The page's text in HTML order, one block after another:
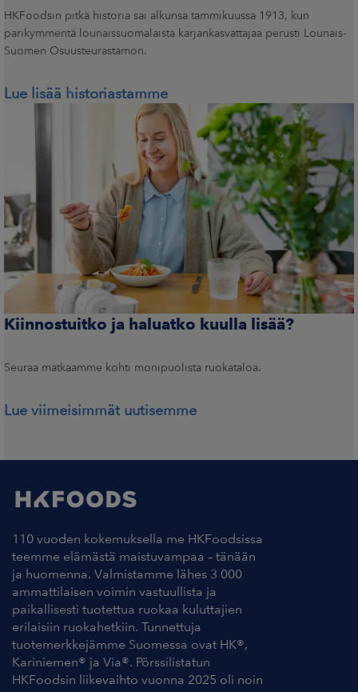
HKFoodsin pitkä historia sai alkunsa tammikuussa 1913, kun
parikymmentä lounaissuomalaista karjankasvattajaa perusti Lounais-
Suomen Osuusteurastamon.
Lue lisää historiastamme
Kiinnostuitko ja haluatko kuulla lisää?
Seuraa matkaamme kohti monipuolista ruokataloa.
Lue viimeisimmät uutisemme
110 vuoden kokemuksella me HKFoodsissa
teemme elämästä maistuvampaa – tänään
ja huomenna. Valmistamme lähes 3 000
ammattilaisen voimin vastuullista ja
paikallisesti tuotettua ruokaa kuluttajien
erilaisiin ruokahetkiin. Tunnettuja
tuotemerkkejämme Suomessa ovat HK®,
Kariniemen® ja Via®. Pörssilistatun
HKFoodsin liikevaihto vuonna 2025 oli noin